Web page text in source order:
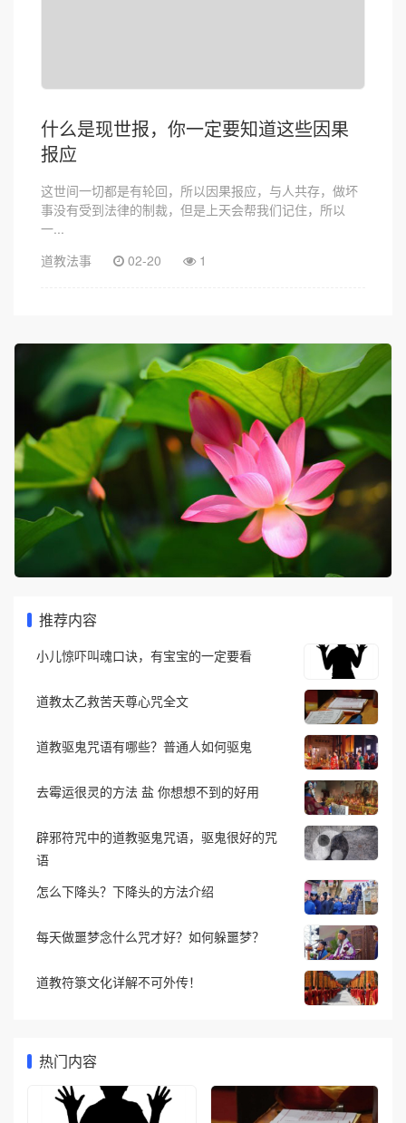
什么是现世报，你一定要知道这些因果
报应
这世间一切都是有轮回，所以因果报应，与人共存，做坏
事没有受到法律的制裁，但是上天会帮我们记住，所以
一...
道教法事
02-20 1
推荐内容
小儿惊吓叫魂口诀，有宝宝的一定要看
道教太乙救苦天尊心咒全文
道教驱鬼咒语有哪些？普通人如何驱鬼
去霉运很灵的方法 盐 你想想不到的好用
辟邪符咒中的道教驱鬼咒语，驱鬼很好的咒
语
怎么下降头？下降头的方法介绍
每天做噩梦念什么咒才好？如何躲噩梦？
道教符箓文化详解不可外传！
热门内容